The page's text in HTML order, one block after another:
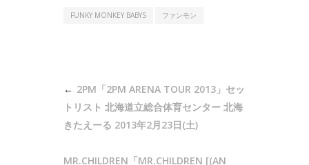
FUNKY MONKEY BABYS ファンモン
2PM「2PM ARENA TOUR 2013」セッ
トリスト 北海道立総合体育センター 北海
きたえーる 2013年2月23日(土)
MR.CHILDREN「MR.CHILDREN [(AN